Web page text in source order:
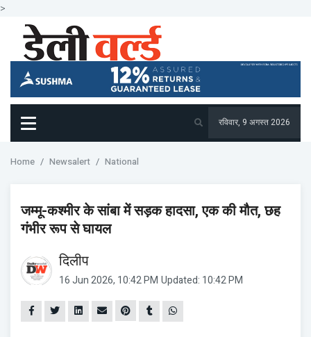
>
रविवार, 9 अगस्त 2026
Home Newsalert National
जम्मू-कश्मीर के सांबा में सड़क हादसा, एक की मौत, छह
गंभीर रूप से घायल
दिलीप
16 Jun 2026, 10:42 PM Updated: 10:42 PM